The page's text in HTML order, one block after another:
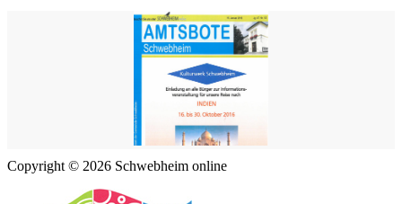
Copyright © 2026 Schwebheim online